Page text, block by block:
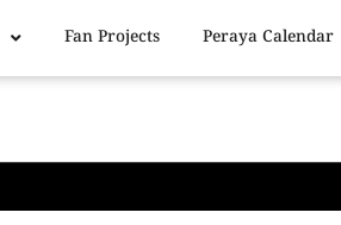
Fan Projects Peraya Calendar